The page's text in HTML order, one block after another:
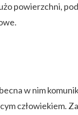
powierzchni,
w nim
człowiekiem.